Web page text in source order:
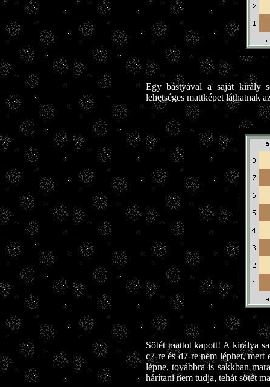
Egy bástyával a saját király
lehetséges mattképet láthatnak
Sötét mattot kapott! A királya
c7-re és d7-re nem léphet,
lépne, továbbra is sakkban
hárítani nem tudja, tehát sötét